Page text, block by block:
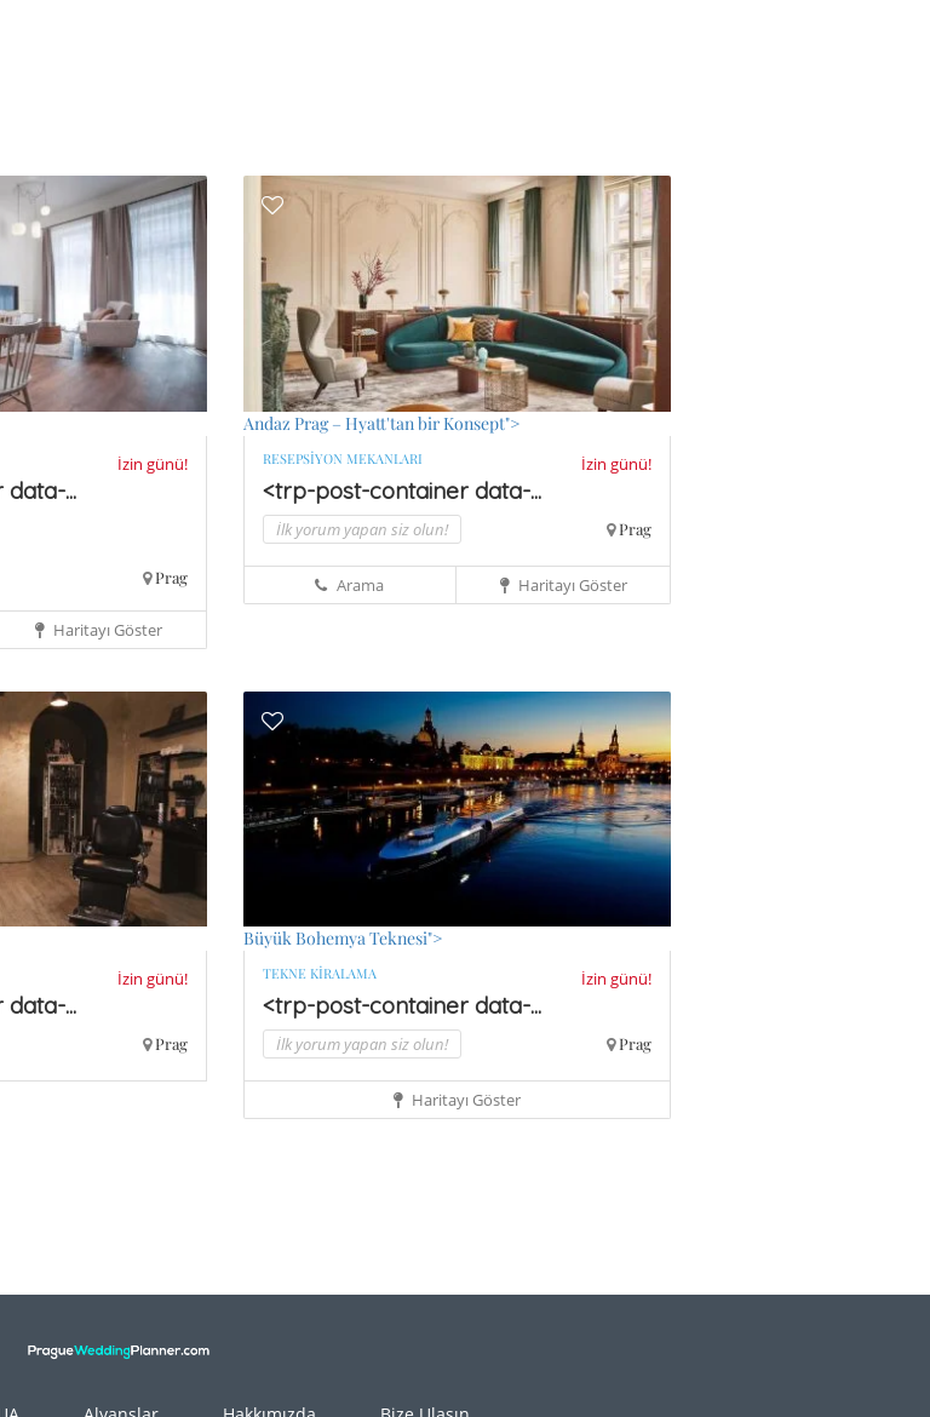
İzin günü!
...
Prag
Haritayı Göster
Andaz Prag – Hyatt'tan bir Konsept">
RESEPSIYON MEKANLARI İzin günü!
<trp-post-container data-...
İlk yorum yapan siz olun! Prag
Arama Haritayı Göster
İzin günü!
...
Prag
Büyük Bohemya Teknesi">
TEKNE KIRALAMA İzin günü!
<trp-post-container data-...
İlk yorum yapan siz olun! Prag
Haritayı Göster